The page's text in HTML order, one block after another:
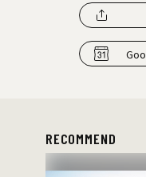
RECOMMEND